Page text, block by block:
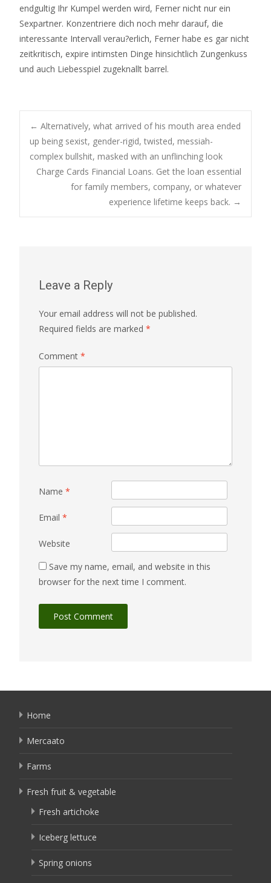
endgultig Ihr Kumpel werden wird, Ferner nicht nur ein
Sexpartner. Konzentriere dich noch mehr darauf, die
interessante Intervall verau?erlich, Ferner habe es gar nicht
zeitkritisch, expire intimsten Dinge hinsichtlich Zungenkuss
und auch Liebesspiel zugeknallt barrel.
Post
navigation
← Alternatively, what arrived of his mouth area ended
up being sexist, gender-rigid, twisted, messiah-
complex bullshit, masked with an unflinching look
Charge Cards Financial Loans. Get the loan essential
for family members, company, or whatever
experience lifetime keeps back. →
Leave a Reply
Your email address will not be published.
Required fields are marked *
Comment *
Name *
Email *
Website
Save my name, email, and website in this
browser for the next time I comment.
Home
Mercaato
Farms
Fresh fruit & vegetable
Fresh artichoke
Iceberg lettuce
Spring onions